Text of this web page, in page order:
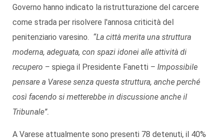
Governo hanno indicato la ristrutturazione del carcere
come strada per risolvere l'annosa criticità del
penitenziario varesino. “La città merita una struttura
moderna, adeguata, con spazi idonei alle attività di
recupero – spiega il Presidente Fanetti – Impossibile
pensare a Varese senza questa struttura, anche perché
così facendo si metterebbe in discussione anche il
Tribunale”.
A Varese attualmente sono presenti 78 detenuti, il 40%